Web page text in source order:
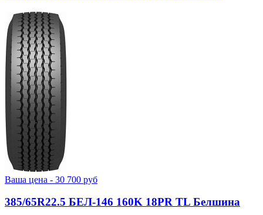
Ваша цена - 30 700 руб
385/65R22.5 БЕЛ-146 160K 18PR TL Белшина